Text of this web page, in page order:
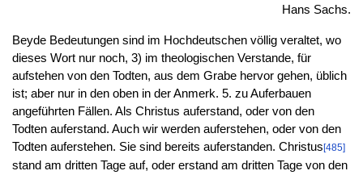
Hans Sachs.
Beyde Bedeutungen sind im Hochdeutschen völlig veraltet, wo
dieses Wort nur noch, 3) im theologischen Verstande, für
aufstehen von den Todten, aus dem Grabe hervor gehen, üblich
ist; aber nur in den oben in der Anmerk. 5. zu Auferbauen
angeführten Fällen. Als Christus auferstand, oder von den
Todten auferstand. Auch wir werden auferstehen, oder von den
Todten auferstehen. Sie sind bereits auferstanden. Christus [485]
stand am dritten Tage auf, oder erstand am dritten Tage von den